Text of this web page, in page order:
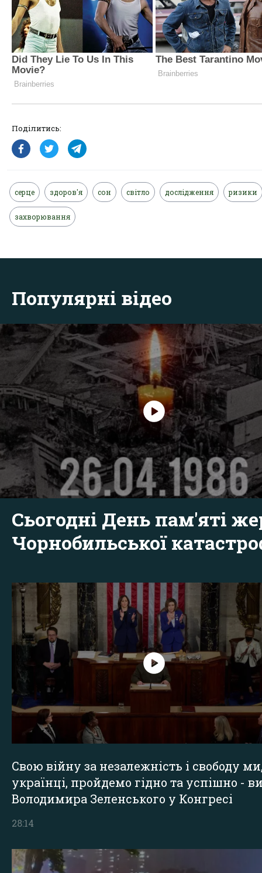
Поділитись:
серце здоров'я сон світло дослідження ризики
захворювання
Популярні відео
Сьогодні День пам'яті
Чорнобильської
Свою війну за незалежність і свободу
українці, пройдемо гідно та успішно -
Володимира Зеленського у Конгресі
28:14